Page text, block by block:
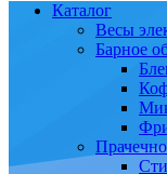
Каталог
Весы
Барное